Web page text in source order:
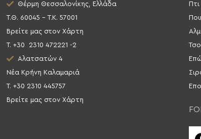
Θέρμη Θεσσαλονίκης, Ελλάδα
Τ.Θ. 60045 – Τ.Κ. 57001
Βρείτε μας στον Χάρτη
Τ. +30
2310 472221 -2
Αλατσατών 4
Νέα Κρήνη Καλαμαριά
Τ. +30 2310 445757
Βρείτε μας στον Χάρτη